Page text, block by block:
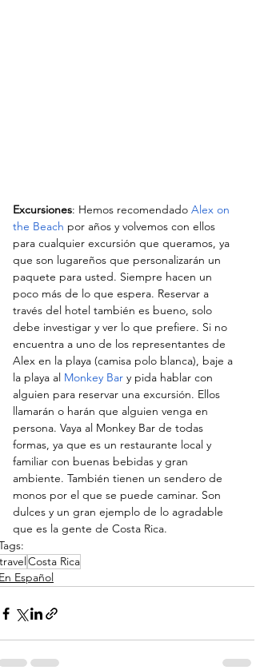
Excursiones: Hemos recomendado Alex on
the Beach por años y volvemos con ellos
para cualquier excursión que queramos, ya
que son lugareños que personalizarán un
paquete para usted. Siempre hacen un
poco más de lo que espera. Reservar a
través del hotel también es bueno, solo
debe investigar y ver lo que prefiere. Si no
encuentra a uno de los representantes de
Alex en la playa (camisa polo blanca), baje a
la playa al Monkey Bar y pida hablar con
alguien para reservar una excursión. Ellos
llamarán o harán que alguien venga en
persona. Vaya al Monkey Bar de todas
formas, ya que es un restaurante local y
familiar con buenas bebidas y gran
ambiente. También tienen un sendero de
monos por el que se puede caminar. Son
dulces y un gran ejemplo de lo agradable
que es la gente de Costa Rica.
travel Costa Rica
Español